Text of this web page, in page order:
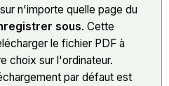
n'importe quelle page du
sous. Cette
le fichier PDF à
choix sur l'ordinateur.
par défaut est